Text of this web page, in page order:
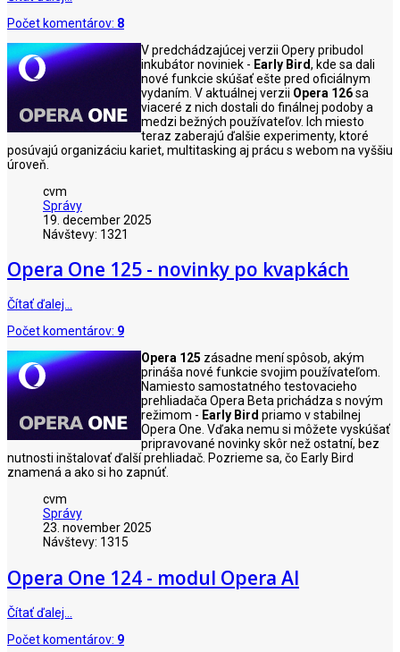
Počet komentárov: 8
V predchádzajúcej verzii Opery pribudol
inkubátor noviniek - Early Bird, kde sa dali
nové funkcie skúšať ešte pred oficiálnym
vydaním. V aktuálnej verzii Opera 126sa
viaceré z nich dostali do finálnej podoby a
medzi bežných používateľov. Ich miesto
teraz zaberajú ďalšie experimenty, ktoré
posúvajú organizáciu kariet, multitasking aj prácu s webom na vyššiu
úroveň.
cvm
Správy
19. december 2025
Návštevy: 1321
Opera One 125 - novinky po kvapkách
Čítať ďalej…
Počet komentárov: 9
Opera 125 zásadne mení spôsob, akým
prináša nové funkcie svojim používateľom.
Namiesto samostatného testovacieho
prehliadača Opera Beta prichádza s novým
režimom - Early Bird priamo v stabilnej
Opera One. Vďaka nemu si môžete vyskúšať
pripravované novinky skôr než ostatní, bez
nutnosti inštalovať ďalší prehliadač. Pozrieme sa, čo Early Bird
znamená a ako si ho zapnúť.
cvm
Správy
23. november 2025
Návštevy: 1315
Opera One 124 - modul Opera AI
Čítať ďalej…
Počet komentárov: 9